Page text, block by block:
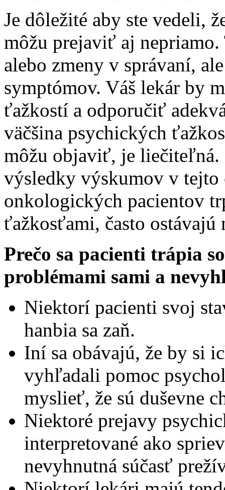
Je dôležité aby ste vedeli,
môžu prejaviť aj nepriamo.
alebo zmeny v správaní,
symptómov. Váš lekár by
ťažkostí a odporučiť
väčšina psychických
môžu objaviť, je liečiteľná.
výsledky výskumov v
onkologických pacientov
ťažkosťami, často ostávajú
Prečo sa pacienti trápia
problémami sami a
Niektorí pacienti svoj
hanbia sa zaň.
Iní sa obávajú, že by si
vyhľadali pomoc
myslieť, že sú duševne
Niektoré prejavy
interpretované ako
nevyhnutná súčasť